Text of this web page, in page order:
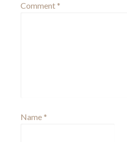
Comment *
Name *